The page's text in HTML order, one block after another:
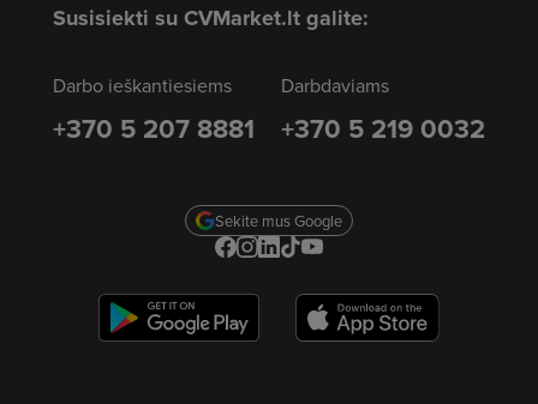
Susisiekti su CVMarket.lt galite:
Darbo ieškantiesiems
+370 5 207 8881
Darbdaviams
+370 5 219 0032
Sekite mus Google